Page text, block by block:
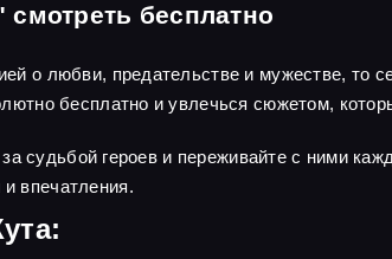
бесплатно
о любви, предательстве и мужестве,
бесплатно и увлечься сюжетом,
судьбой героев и переживайте с ними
впечатления.